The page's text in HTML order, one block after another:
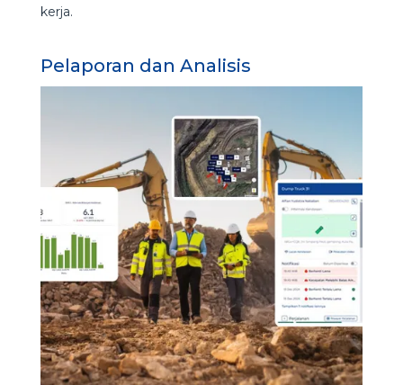
kerja.
Pelaporan dan Analisis